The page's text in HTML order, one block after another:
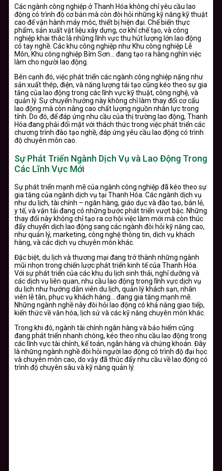
Các ngành công nghiệp ở Thanh Hóa không chỉ yêu cầu lao
động có trình độ cơ bản mà còn đòi hỏi những kỹ năng kỹ thuật
cao để vận hành máy móc, thiết bị hiện đại. Chế biến thực
phẩm, sản xuất vật liệu xây dựng, cơ khí chế tạo, và công
nghiệp khai thác là những lĩnh vực thu hút lượng lớn lao động
có tay nghề. Các khu công nghiệp như Khu công nghiệp Lễ
Môn, Khu công nghiệp Bỉm Sơn… đang tạo ra hàng nghìn việc
làm cho người lao động.
Bên cạnh đó, việc phát triển các ngành công nghiệp nặng như
sản xuất thép, điện, và năng lượng tái tạo cũng kéo theo sự gia
tăng của lao động trong các lĩnh vực kỹ thuật, công nghệ, và
quản lý. Sự chuyển hướng này không chỉ làm thay đổi cơ cấu
lao động mà còn nâng cao chất lượng nguồn nhân lực trong
tỉnh. Do đó, để đáp ứng nhu cầu của thị trường lao động, Thanh
Hóa đang phải đối mặt với thách thức trong việc phát triển các
chương trình đào tạo nghề, đáp ứng yêu cầu lao động có trình
độ chuyên môn cao.
Sự Phát Triển Ngành Dịch Vụ và Lao Động Trong
Các Lĩnh Vực Mới
Sự phát triển mạnh mẽ của ngành công nghiệp đã kéo theo sự
gia tăng của ngành dịch vụ tại Thanh Hóa. Các ngành dịch vụ
như du lịch, tài chính – ngân hàng, giáo dục và đào tạo, bán lẻ,
y tế, và vận tải đang có những bước phát triển vượt bậc. Những
thay đổi này không chỉ tạo ra cơ hội việc làm mới mà còn thúc
đẩy chuyển dịch lao động sang các ngành đòi hỏi kỹ năng cao,
như quản lý, marketing, công nghệ thông tin, dịch vụ khách
hàng, và các dịch vụ chuyên môn khác.
Đặc biệt, du lịch và thương mại đang trở thành những ngành
mũi nhọn trong chiến lược phát triển kinh tế của Thanh Hóa.
Với sự phát triển của các khu du lịch sinh thái, nghỉ dưỡng và
các dịch vụ liên quan, nhu cầu lao động trong lĩnh vực dịch vụ
du lịch như hướng dẫn viên du lịch, quản lý khách sạn, nhân
viên lễ tân, phục vụ khách hàng… đang gia tăng mạnh mẽ.
Những ngành nghề này đòi hỏi lao động có khả năng giao tiếp,
kiến thức về văn hóa, lịch sử và các kỹ năng chuyên môn khác.
Trong khi đó, ngành tài chính ngân hàng và bảo hiểm cũng
đang phát triển nhanh chóng, kéo theo nhu cầu lao động trong
các lĩnh vực tài chính, kế toán, ngân hàng và chứng khoán. Đây
là những ngành nghề đòi hỏi người lao động có trình độ đại học
và chuyên môn cao, do vậy đã thúc đẩy nhu cầu về lao động có
trình độ chuyên sâu và kỹ năng quản lý.